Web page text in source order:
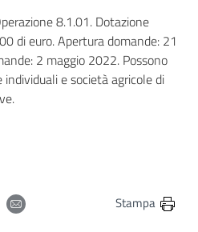
8.1.01. Dotazione
di euro. Apertura domande: 21
2 maggio 2022. Possono
e società agricole di
pagina su Facebook
questa pagina su Twitter
Condividi questa pagina su Linkedin
Condividi questa pagina via
Stampa